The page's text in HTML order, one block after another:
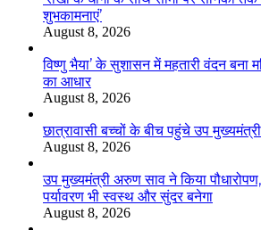
शुभकामनाएं’
August 8, 2026
विष्णु भैया’ के सुशासन में महतारी वंदन बना
का आधार
August 8, 2026
छात्रावासी बच्चों के बीच पहुंचे उप मुख्यमंत्री
August 8, 2026
उप मुख्यमंत्री अरुण साव ने किया पौधारोपण,
पर्यावरण भी स्वस्थ और सुंदर बनेगा
August 8, 2026